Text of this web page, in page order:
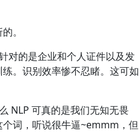
。
对的是企业和个人证件以及发
。识别效率惨不忍睹。这可如
NLP 可真的是我们无知无畏
词，听说很牛逼~emmm，但